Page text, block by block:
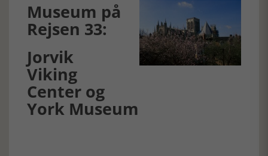
Museum på
Rejsen 33:
Jorvik
Viking
Center og
York Museum